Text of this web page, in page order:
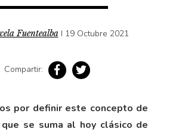
Fuentealba I 19 Octubre 2021
Compartir:
por definir este concepto de
que se suma al hoy clásico de